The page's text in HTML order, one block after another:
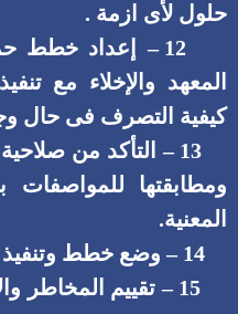
حلول لأى ازمة .
12 – إعداد خطط
المعهد والإخلاء مع
كيفية التصرف فى حال
13 – التأكد من
ومطابقتها للمواصفات
المعنية.
14 – وضع خطط وتنفيذ برامج التدريب .
15 – تقييم المخاطر